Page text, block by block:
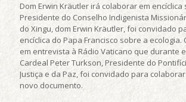
Dom Erwin Kräutler irá colaborar em encíclica
Presidente do Conselho Indigenista
do Xingu, dom Erwin Kräutler, foi convidado
encíclica do Papa Francisco sobre a ecologia.
em entrevista à Rádio Vaticano que durante
Cardeal Peter Turkson, Presidente do
Justiça e da Paz, foi convidado para
novo documento.